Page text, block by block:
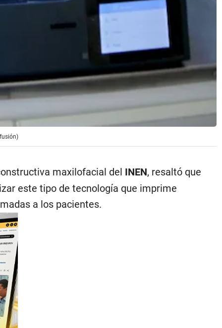
maxilofacial del INEN, resaltó que
este tipo de tecnología que imprime
a los pacientes.